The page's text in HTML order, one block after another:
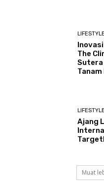
LIFESTYLE
The
Sutera
LIFESTYLE
Ajang
Muat